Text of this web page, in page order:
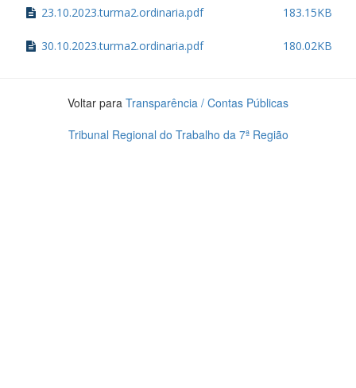
23.10.2023.turma2.ordinaria.pdf 183.15KB
30.10.2023.turma2.ordinaria.pdf 180.02KB
Voltar para Transparência / Contas Públicas
Tribunal Regional do Trabalho da 7ª Região